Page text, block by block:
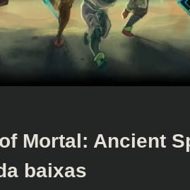
Mortal: Ancient
baixas